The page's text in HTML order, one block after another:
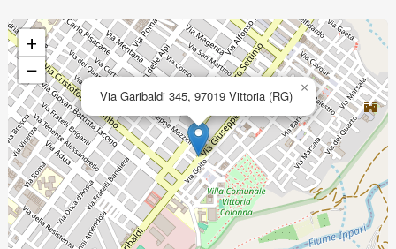
Via Garibaldi 345, 97019 Vittoria (RG) ×
+
−